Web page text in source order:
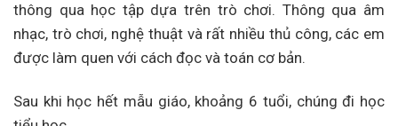
thông qua học tập dựa trên trò chơi. Thông qua âm
nhạc, trò chơi, nghệ thuật và rất nhiều thủ công, các em
được làm quen với cách đọc và toán cơ bản.
Sau khi học hết mẫu giáo, khoảng 6 tuổi, chúng đi học